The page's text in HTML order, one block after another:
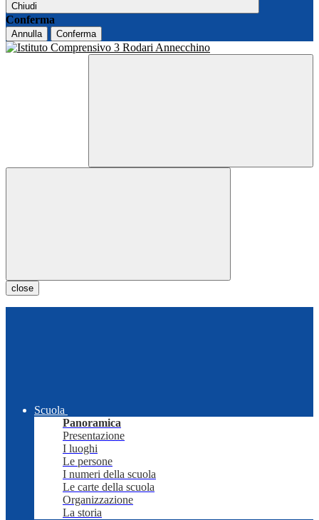
Chiudi
Conferma
Annulla Conferma
close
Scuola
Panoramica
Presentazione
I luoghi
Le persone
I numeri della scuola
Le carte della scuola
Organizzazione
La storia